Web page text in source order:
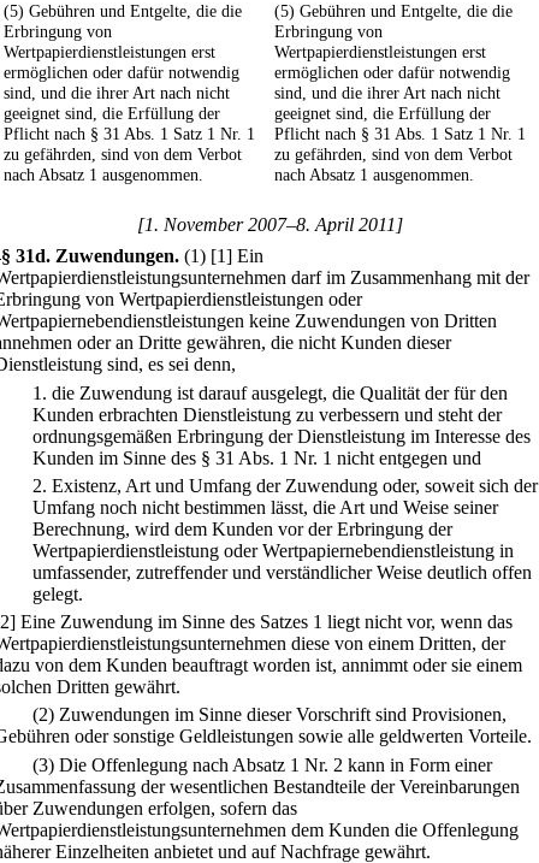
(5) Gebühren und Entgelte, die die
Erbringung von
Wertpapierdienstleistungen erst
ermöglichen oder dafür notwendig
sind, und die ihrer Art nach nicht
geeignet sind, die Erfüllung der
Pflicht nach § 31 Abs. 1 Satz 1 Nr. 1
zu gefährden, sind von dem Verbot
nach Absatz 1 ausgenommen.
(5) Gebühren und Entgelte, die die
Erbringung von
Wertpapierdienstleistungen erst
ermöglichen oder dafür notwendig
sind, und die ihrer Art nach nicht
geeignet sind, die Erfüllung der
Pflicht nach § 31 Abs. 1 Satz 1 Nr. 1
zu gefährden, sind von dem Verbot
nach Absatz 1 ausgenommen.
[1. November 2007–8. April 2011]
§ 31d. Zuwendungen. (1) [1] Ein
darf im Zusammenhang mit der
von Wertpapierdienstleistungen oder
keine Zuwendungen von Dritten
oder an Dritte gewähren, die nicht Kunden dieser
sind, es sei denn,
1. die Zuwendung ist darauf ausgelegt, die Qualität der für den
Kunden erbrachten Dienstleistung zu verbessern und steht der
ordnungsgemäßen Erbringung der Dienstleistung im Interesse des
Kunden im Sinne des § 31 Abs. 1 Nr. 1 nicht entgegen und
2. Existenz, Art und Umfang der Zuwendung oder, soweit sich der
Umfang noch nicht bestimmen lässt, die Art und Weise seiner
Berechnung, wird dem Kunden vor der Erbringung der
Wertpapierdienstleistung oder Wertpapiernebendienstleistung in
umfassender, zutreffender und verständlicher Weise deutlich offen
gelegt.
Eine Zuwendung im Sinne des Satzes 1 liegt nicht vor, wenn das
diese von einem Dritten, der
von dem Kunden beauftragt worden ist, annimmt oder sie einem
Dritten gewährt.
(2) Zuwendungen im Sinne dieser Vorschrift sind Provisionen,
oder sonstige Geldleistungen sowie alle geldwerten Vorteile.
(3) Die Offenlegung nach Absatz 1 Nr. 2 kann in Form einer
der wesentlichen Bestandteile der Vereinbarungen
Zuwendungen erfolgen, sofern das
dem Kunden die Offenlegung
Einzelheiten anbietet und auf Nachfrage gewährt.